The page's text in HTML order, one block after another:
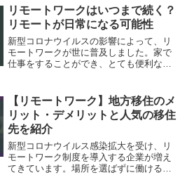
編」「Web会議編」「悩み編」に分けて
まとめてみました。悩み...
リモートワークはいつまで続く？
リモートが日常になる可能性
新型コロナウイルスの影響によって、リ
モートワークが世に普及しました。家で
仕事をすることができ、とても便利なも
いつまで続くのか？これからも続くの
か？という事について紹介し...
【リモートワーク】地方移住のメ
リット・デメリットと人気の移住
先を紹介
新型コロナウイルス感染拡大を受け、リ
モートワーク制度を導入する企業が増え
てきています。場所を選ばずに働ける環